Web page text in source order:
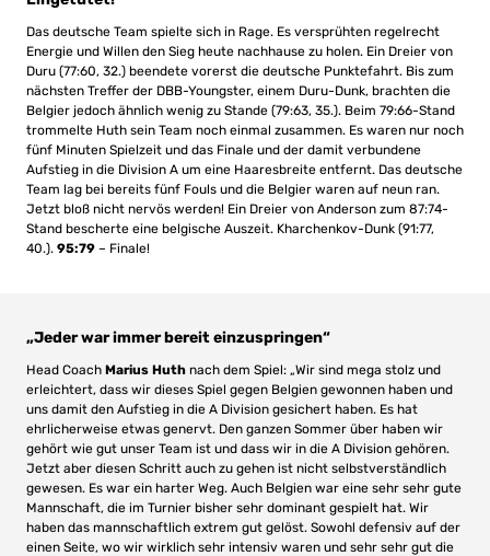
Das deutsche Team spielte sich in Rage. Es versprühten regelrecht
Energie und Willen den Sieg heute nachhause zu holen. Ein Dreier von
Duru (77:60, 32.) beendete vorerst die deutsche Punktefahrt. Bis zum
nächsten Treffer der DBB-Youngster, einem Duru-Dunk, brachten die
Belgier jedoch ähnlich wenig zu Stande (79:63, 35.). Beim 79:66-Stand
trommelte Huth sein Team noch einmal zusammen. Es waren nur noch
fünf Minuten Spielzeit und das Finale und der damit verbundene
Aufstieg in die Division A um eine Haaresbreite entfernt. Das deutsche
Team lag bei bereits fünf Fouls und die Belgier waren auf neun ran.
Jetzt bloß nicht nervös werden! Ein Dreier von Anderson zum 87:74-
Stand bescherte eine belgische Auszeit. Kharchenkov-Dunk (91:77,
40.). 95:79 – Finale!
„Jeder war immer bereit einzuspringen“
Head Coach Marius Huth nach dem Spiel: „Wir sind mega stolz und
erleichtert, dass wir dieses Spiel gegen Belgien gewonnen haben und
uns damit den Aufstieg in die A Division gesichert haben. Es hat
ehrlicherweise etwas genervt. Den ganzen Sommer über haben wir
gehört wie gut unser Team ist und dass wir in die A Division gehören.
Jetzt aber diesen Schritt auch zu gehen ist nicht selbstverständlich
gewesen. Es war ein harter Weg. Auch Belgien war eine sehr sehr gute
Mannschaft, die im Turnier bisher sehr dominant gespielt hat. Wir
haben das mannschaftlich extrem gut gelöst. Sowohl defensiv auf der
einen Seite, wo wir wirklich sehr intensiv waren und sehr sehr gut die